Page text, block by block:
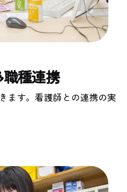
種連携
ます。看護師との連携の実